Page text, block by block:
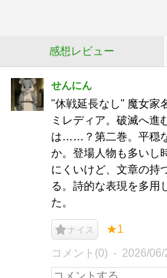
感想レビュー
せんにん
"休戦延長なし" 魔女家
ミレディア。破滅へ進
は……？第二巻。平穏
か。登場人物も多いし
にくいけど、文章の持
る。詩的な表現を多用
た。
ナイス ★1
コメント(0) 2026/06/